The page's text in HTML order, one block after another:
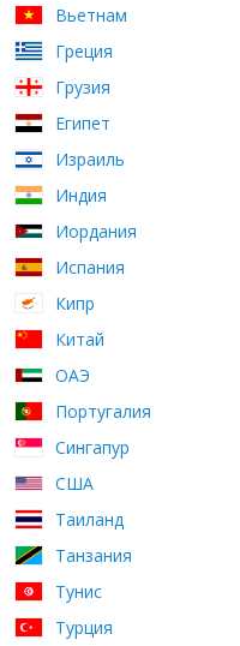
Вьетнам
Греция
Грузия
Египет
Израиль
Индия
Иордания
Испания
Кипр
Китай
ОАЭ
Португалия
Сингапур
США
Таиланд
Танзания
Тунис
Турция